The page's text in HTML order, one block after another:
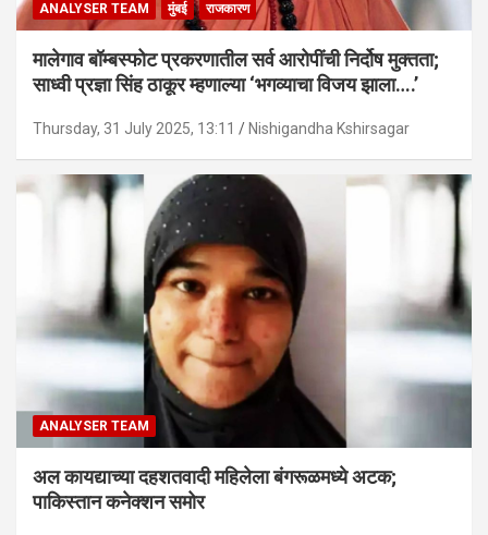
ANALYSER TEAM मुंबई राजकारण
मालेगाव बॉम्बस्फोट प्रकरणातील सर्व आरोपींची निर्दोष मुक्तता;
साध्वी प्रज्ञा सिंह ठाकूर म्हणाल्या ‘भगव्याचा विजय झाला….’
Thursday, 31 July 2025, 13:11 Nishigandha Kshirsagar
ANALYSER TEAM
अल कायद्याच्या दहशतवादी महिलेला बंगरूळमध्ये अटक;
पाकिस्तान कनेक्शन समोर